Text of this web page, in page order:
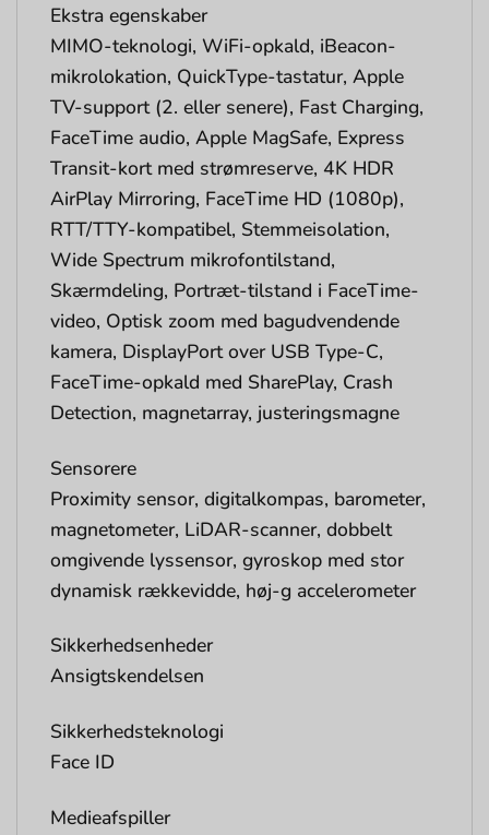
Ekstra egenskaber
MIMO-teknologi, WiFi-opkald, iBeacon-
mikrolokation, QuickType-tastatur, Apple
TV-support (2. eller senere), Fast Charging,
FaceTime audio, Apple MagSafe, Express
Transit-kort med strømreserve, 4K HDR
AirPlay Mirroring, FaceTime HD (1080p),
RTT/TTY-kompatibel, Stemmeisolation,
Wide Spectrum mikrofontilstand,
Skærmdeling, Portræt-tilstand i FaceTime-
video, Optisk zoom med bagudvendende
kamera, DisplayPort over USB Type-C,
FaceTime-opkald med SharePlay, Crash
Detection, magnetarray, justeringsmagne
Sensorere
Proximity sensor, digitalkompas, barometer,
magnetometer, LiDAR-scanner, dobbelt
omgivende lyssensor, gyroskop med stor
dynamisk rækkevidde, høj-g accelerometer
Sikkerhedsenheder
Ansigtskendelsen
Sikkerhedsteknologi
Face ID
Medieafspiller